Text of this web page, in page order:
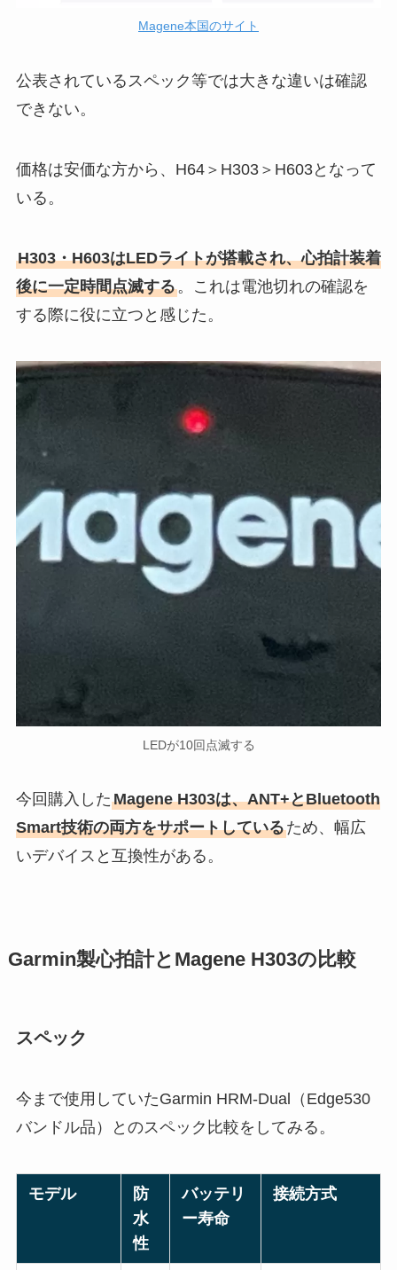
Magene本国のサイト
公表されているスペック等では大きな違いは確認
できない。
価格は安価な方から、H64＞H303＞H603となって
いる。
H303・H603はLEDライトが搭載され、心拍計装着
後に一定時間点滅する。これは電池切れの確認を
する際に役に立つと感じた。
LEDが10回点滅する
今回購入したMagene H303は、ANT+とBluetooth
Smart技術の両方をサポートしているため、幅広
いデバイスと互換性がある。
Garmin製心拍計とMagene H303の比較
スペック
今まで使用していたGarmin HRM-Dual（Edge530
バンドル品）とのスペック比較をしてみる。
モデル
防
水
性
バッテリ
ー寿命
接続方式